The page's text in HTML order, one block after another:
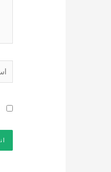
اسم*